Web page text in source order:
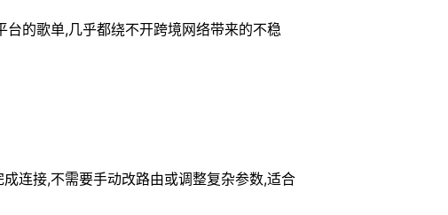
的歌单,几乎都绕不开跨境网络带来的不稳
连接,不需要手动改路由或调整复杂参数,适合